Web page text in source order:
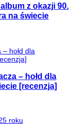
z okazji 90.
na świecie
– hołd dla
[recenzja]